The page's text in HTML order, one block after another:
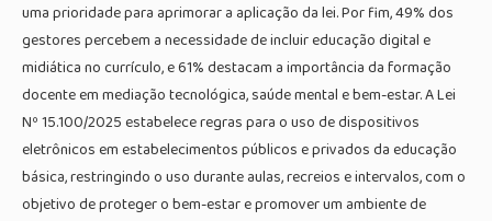
uma prioridade para aprimorar a aplicação da lei. Por fim, 49% dos
gestores percebem a necessidade de incluir educação digital e
midiática no currículo, e 61% destacam a importância da formação
docente em mediação tecnológica, saúde mental e bem-estar. A Lei
Nº 15.100/2025 estabelece regras para o uso de dispositivos
eletrônicos em estabelecimentos públicos e privados da educação
básica, restringindo o uso durante aulas, recreios e intervalos, com o
objetivo de proteger o bem-estar e promover um ambiente de